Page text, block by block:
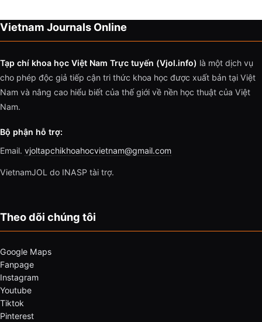
Vietnam Journals Online
Tạp chí khoa học Việt Nam Trực tuyến (Vjol.info) là một dịch vụ
cho phép độc giả tiếp cận tri thức khoa học được xuất bản tại Việt
Nam và nâng cao hiểu biết của thế giới về nền học thuật của Việt
Nam.
Bộ phận hỗ trợ:
Email. vjoltapchikhoahocvietnam@gmail.com
VietnamJOL do INASP tài trợ.
Theo dõi chúng tôi
Google Maps
Fanpage
Instagram
Youtube
Tiktok
Pinterest